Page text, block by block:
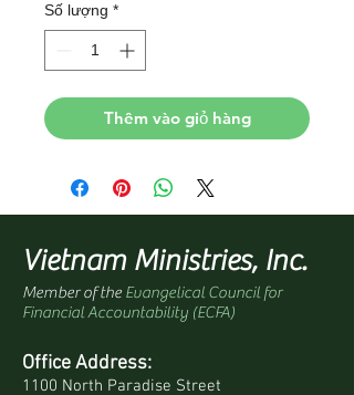
Số lượng *
Thêm vào giỏ hàng
Vietnam Ministries, Inc.
Member of the Evangelical Council for
Financial Accountability (ECFA)
Office Address:
1100 North Paradise Street